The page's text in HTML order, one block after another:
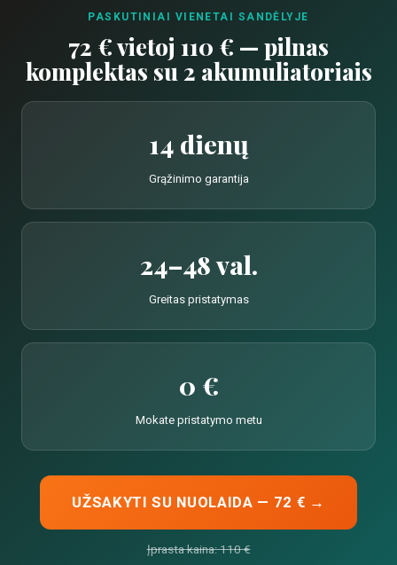
PASKUTINIAI VIENETAI SANDĖLYJE
72 € vietoj 110 € — pilnas
komplektas su 2 akumuliatoriais
14 dienų
Grąžinimo garantija
24–48 val.
Greitas pristatymas
0 €
Mokate pristatymo metu
UŽSAKYTI SU NUOLAIDA — 72 € →
Įprasta kaina: 110 €